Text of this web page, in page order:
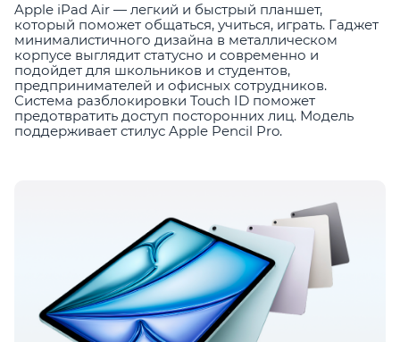
Apple iPad Air — легкий и быстрый планшет,
который поможет общаться, учиться, играть. Гаджет
минималистичного дизайна в металлическом
корпусе выглядит статусно и современно и
подойдет для школьников и студентов,
предпринимателей и офисных сотрудников.
Система разблокировки Touch ID поможет
предотвратить доступ посторонних лиц. Модель
поддерживает стилус Apple Pencil Pro.